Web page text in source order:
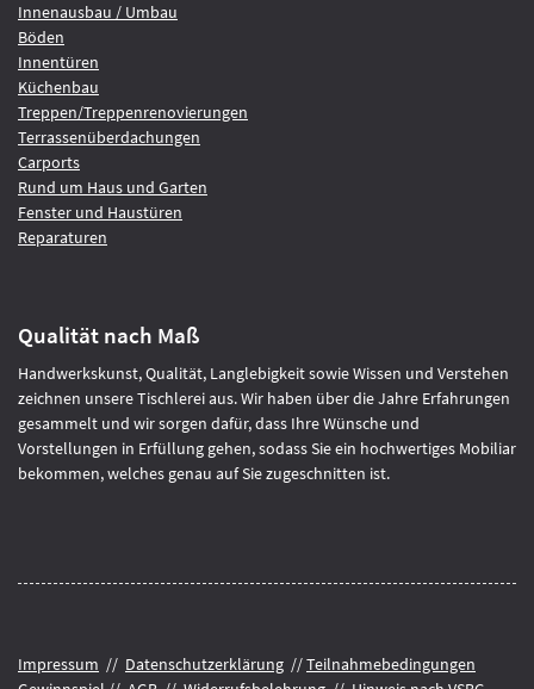
Innenausbau / Umbau
Böden
Innentüren
Küchenbau
Treppen/Treppenrenovierungen
Terrassenüberdachungen
Carports
Rund um Haus und Garten
Fenster und Haustüren
Reparaturen
Qualität nach Maß
Handwerkskunst, Qualität, Langlebigkeit sowie Wissen und Verstehen
zeichnen unsere Tischlerei aus. Wir haben über die Jahre Erfahrungen
gesammelt und wir sorgen dafür, dass Ihre Wünsche und
Vorstellungen in Erfüllung gehen, sodass Sie ein hochwertiges Mobiliar
bekommen, welches genau auf Sie zugeschnitten ist.
Impressum // Datenschutzerklärung //Teilnahmebedingungen